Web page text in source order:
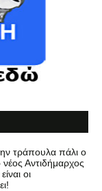
τράπουλα πάλι ο
Αντιδήμαρχος
οι